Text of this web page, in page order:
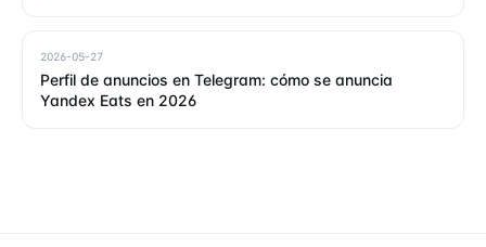
2026-05-27
Perfil de anuncios en Telegram: cómo se anuncia
Yandex Eats en 2026